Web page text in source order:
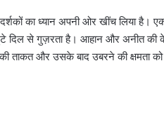
दर्शकों का ध्यान अपनी ओर खींच लिया
दिल से गुज़रता है। आहान और अनीत की
ताकत और उसके बाद उबरने की क्षमता को